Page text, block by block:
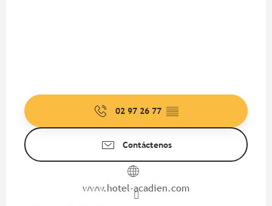
02 97 26 77 ▒▒
Contáctenos
www.hotel-acadien.com